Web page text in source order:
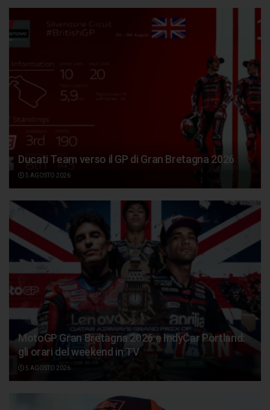
Ducati Team verso il GP di Gran Bretagna 2026
5 AGOSTO 2026
MotoGP Gran Bretagna 2026 e IndyCar Portland:
gli orari del weekend in TV
5 AGOSTO 2026